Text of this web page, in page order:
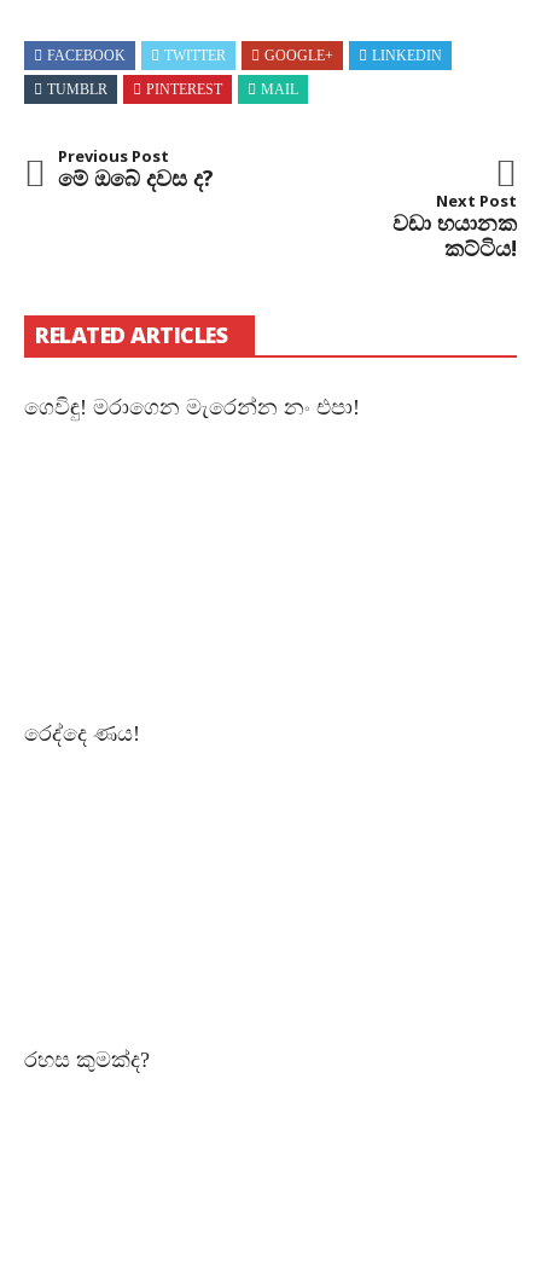
FACEBOOK TWITTER GOOGLE+
LINKEDIN
TUMBLR
PINTEREST MAIL
Previous Post
මේ ඔබේ දවස ද?
Next Post
වඩා භයානක
කට්ටිය!
RELATED ARTICLES
ගෙවිඳු! මරාගෙන මැරෙන්න නං එපා!
රෙද්දෙ ණය!
රහස කුමක්ද?